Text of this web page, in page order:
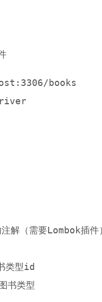
books
（需要Lombok插件
型id
类型